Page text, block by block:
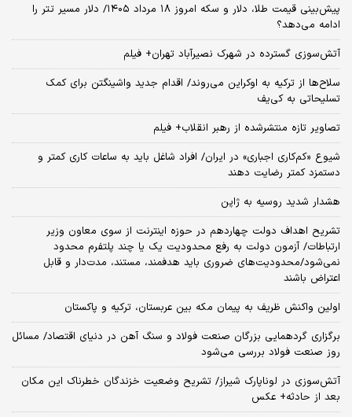
پیش‌بینی قیمت طلا، دلار و سکه امروز ۱۸ مرداد ۱۴۰۵/ دلار مسیر تتر را
ادامه می‌دهد؟
آتش‌سوزی گسترده در شهرک نصیرآباد تهران+ فیلم
سلاح‌ها از ترکیه به اوکراین می‌روند/ اقدام جدید واشینگتن برای کمک
تسلیحاتی به کی‌یف
تصاویر تازه منتشرشده از رهبر انقلاب+ فیلم
شیوع «کم‌کاری اجباری» در ایران/ افراد شاغل باید به ساعات کاری کمتر و
دستمزد کمتر رضایت دهند
هشدار شدید روسیه به ژاپن
تشریح اهداف دولت چهاردهم در حوزه اینترنت از سوی معاون وزیر
ارتباطات/ آزمون دولت به رفع محدودیت یک یا چند پلتفرم محدود
نمی‌‎شود/محدودیت‌های ضروری باید هدفمند، مستند، مدت‌دار و قابل
اعتراض باشند
اولین واکنش ظریف به پیمان مکه بین عربستان، ترکیه و پاکستان
برگزاری گردهمایی بزرگان صنعت فولاد و سنگ آهن در دنیای اقتصاد/ مسائل
روز صنعت فولاد بررسی می‌شود
آتش‌سوزی در لوناپارک شیراز/ تشریح وضعیت خزندگان خطرناک این مکان
بعد از حادثه+ عکس